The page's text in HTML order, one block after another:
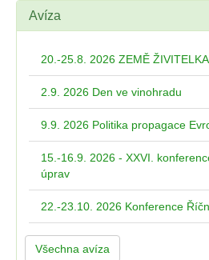
Avíza
20.-25.8. 2026 ZEMĚ ŽIVITELKA
2.9. 2026 Den ve vinohradu
9.9. 2026 Politika propagace
15.-16.9. 2026 - XXVI.
úprav
22.-23.10. 2026 Konference
Všechna avíza